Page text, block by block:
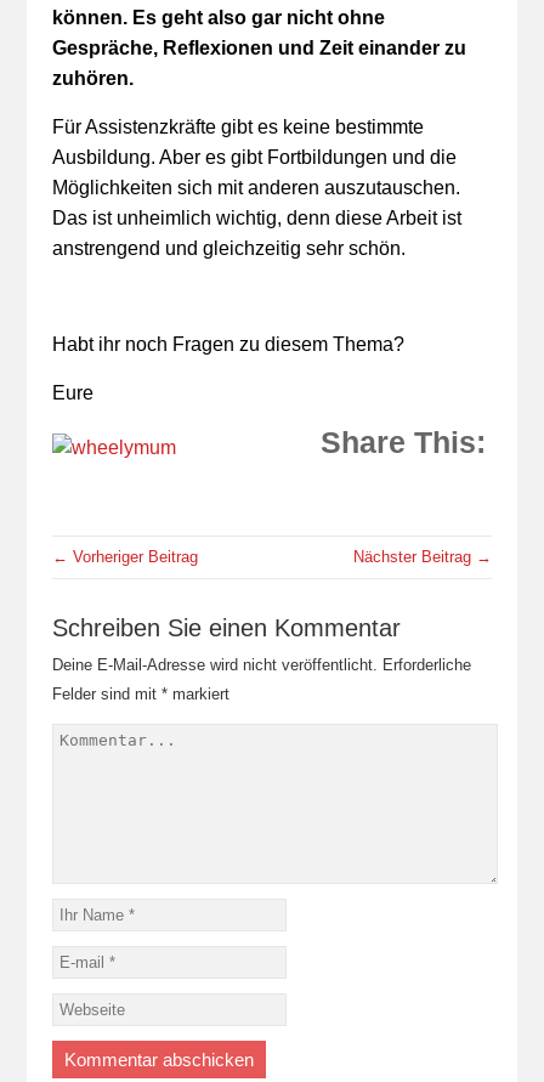
können. Es geht also gar nicht ohne
Gespräche, Reflexionen und Zeit einander zu
zuhören.
Für Assistenzkräfte gibt es keine bestimmte
Ausbildung. Aber es gibt Fortbildungen und die
Möglichkeiten sich mit anderen auszutauschen.
Das ist unheimlich wichtig, denn diese Arbeit ist
anstrengend und gleichzeitig sehr schön.
Habt ihr noch Fragen zu diesem Thema?
Eure
Share This:
← Vorheriger Beitrag Nächster Beitrag →
Schreiben Sie einen Kommentar
Deine E-Mail-Adresse wird nicht veröffentlicht. Erforderliche
Felder sind mit *markiert